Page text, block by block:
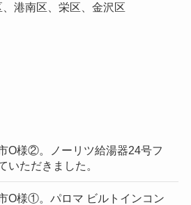
港南区、栄区、金沢区
O様②。ノーリツ給湯器24号フ
いただきました。
O様①。パロマ ビルトインコン